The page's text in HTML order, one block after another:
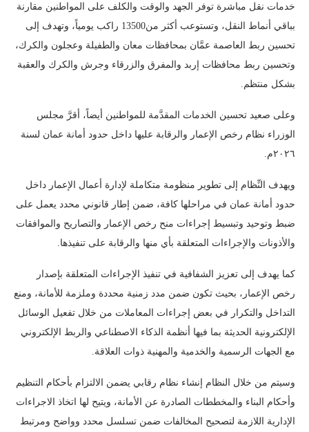
خدمات نقل مباشرة توفر الجهد والوقت والكلف على المواطنين مقارنة
بباقي أنماط النقل، وتستوعب أكثر من13500 راكب يومياً، وتهدف إلى
تحسين ربط العاصمة عمَّان بمحافظات معان والطفيلة وعجلون والكرك،
وتحسين ربط محافظات إربد والمفرق والزرقاء وجرش والكرك والعقبة
بشكل منتظم.
وعلى صعيد تحسين الخدمات المقدَّمة للمواطنين أيضاً، أقرَّ مجلس
الوزراء نظام رخص الإعمار والرقابة عليها داخل حدود أمانة عمان لسنة
٢٠٢٦م.
ويهدف النِّظام إلى تطوير منظومة متكاملة لإدارة أعمال الإعمار داخل
حدود أمانة عمان في مراحلها كافة، ضمن إطار قانوني محدد يعمل على
ضبط وتوحيد وتبسيط إجراءات منح رخص الإعمار والتصاريح والموافقات
والأذونات والإجراءات المتعلقة بأي منها والرقابة على تنفيذها.
كما يهدف إلى تعزيز الشفافية في تنفيذ الإجراءات المتعلقة بإصدار
رخص الإعمار، بحيث تكون ضمن مدد زمنية محددة وملزمة للأمانة، ومنع
التداخل والتكرار في بعض إجراءات المعاملات من خلال تفعيل الوسائل
الإلكترونية الحديثة بما فيها أنظمة الذكاء الاصطناعي والربط الإلكتروني
مع الجهات الرسمية والخدمية والمهنية ذوات العلاقة.
وسيتم من خلال النظام إنشاء نظام رقابي يضمن الالتزام بأحكام التنظيم
وأحكام البناء والمخططات الصادرة عن الأمانة، ويتيح لها اتخاذ الاجراءات
الإدارية اللازمة لتصحيح المخالفات ضمن تسلسل محدد وواضح ومرتبط